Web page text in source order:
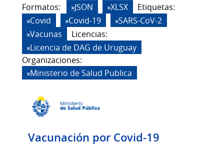
Formatos: JSON XLSX
Etiquetas:
Covid
Covid-19
SARS-CoV-2
Vacunas
Licencias:
Licencia de DAG de Uruguay
Organizaciones:
Ministerio de Salud Publica
Vacunación por Covid-19